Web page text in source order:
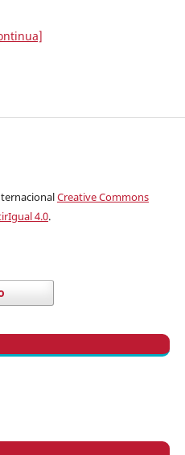
Creative Commons
4.0.